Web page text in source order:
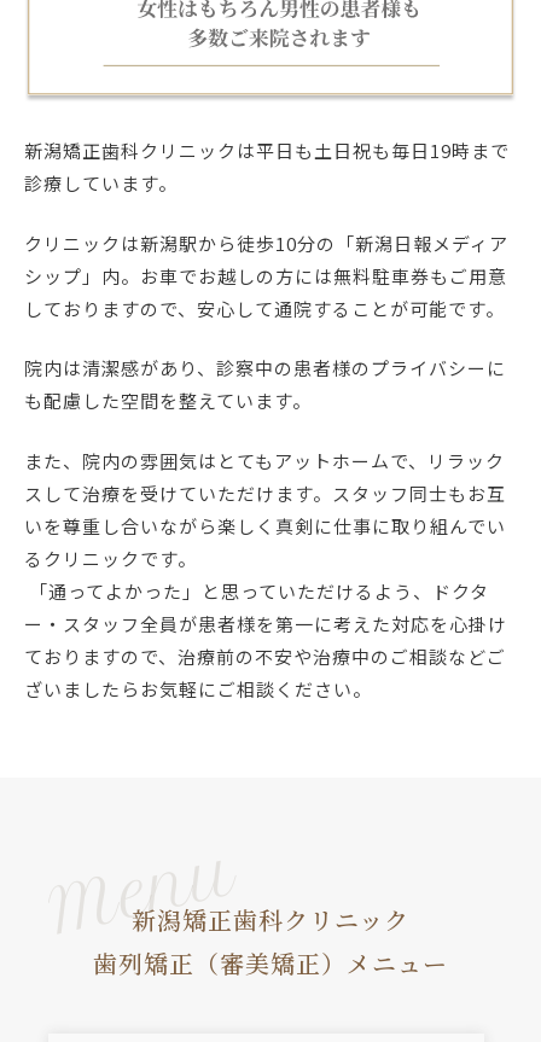
新潟矯正歯科クリニックは平日も土日祝も毎日19時まで
診療しています。
クリニックは新潟駅から徒歩10分の「新潟日報メディア
シップ」内。お車でお越しの方には無料駐車券もご用意
しておりますので、安心して通院することが可能です。
院内は清潔感があり、診察中の患者様のプライバシーに
も配慮した空間を整えています。
また、院内の雰囲気はとてもアットホームで、リラック
スして治療を受けていただけます。スタッフ同士もお互
いを尊重し合いながら楽しく真剣に仕事に取り組んでい
るクリニックです。
「通ってよかった」と思っていただけるよう、ドクタ
ー・スタッフ全員が患者様を第一に考えた対応を心掛け
ておりますので、治療前の不安や治療中のご相談などご
ざいましたらお気軽にご相談ください。
新潟矯正歯科クリニック
歯列矯正（審美矯正）メニュー